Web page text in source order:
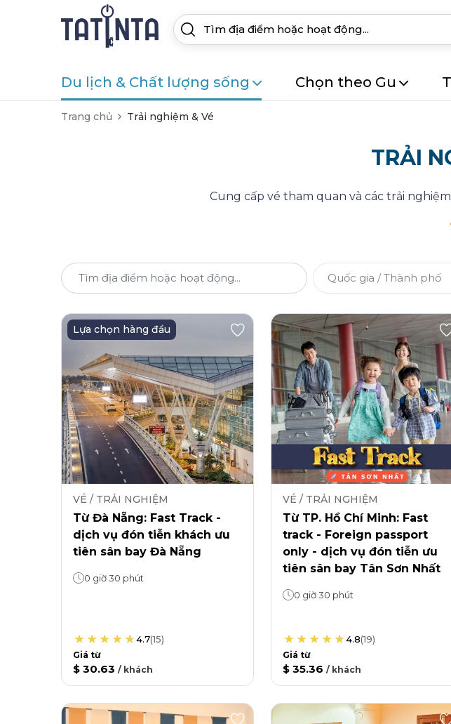
Du lịch & Chất lượng sống Chọn theo Gu
Trang chủ Trải nghiệm & Vé
TRẢI
Cung cấp vé tham quan và các trải
Quốc gia / Thành phố
Lựa chọn hàng đầu
VÉ / TRẢI NGHIỆM
Từ Đà Nẵng: Fast Track -
dịch vụ đón tiễn khách ưu
tiên sân bay Đà Nẵng
0 giờ 30 phút
4.7(15)
Giá từ
$ 30.63 / khách
VÉ / TRẢI NGHIỆM
Từ TP. Hồ Chí Minh: Fast
track - Foreign passport
only - dịch vụ đón tiễn ưu
tiên sân bay Tân Sơn Nhất
0 giờ 30 phút
4.8(19)
Giá từ
$ 35.36 / khách